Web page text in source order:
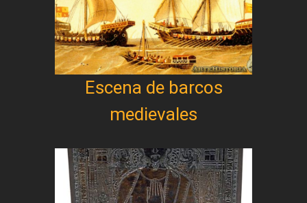
Escena de barcos
medievales